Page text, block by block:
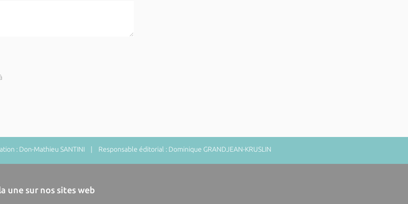
: Don-Mathieu SANTINI | Responsable éditorial : Dominique GRANDJEAN-KRUSLIN
une sur nos sites web